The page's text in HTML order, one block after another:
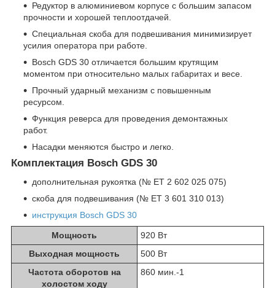
Редуктор в алюминиевом корпусе с большим запасом
прочности и хорошей теплоотдачей.
Специальная скоба для подвешивания минимизирует
усилия оператора при работе.
Bosch GDS 30 отличается большим крутящим
моментом при относительно малых габаритах и весе.
Прочный ударный механизм с повышенным
ресурсом.
Функция реверса для проведения демонтажных
работ.
Насадки меняются быстро и легко.
Комплектация Bosch GDS 30
дополнительная рукоятка (№ ET 2 602 025 075)
скоба для подвешивания (№ ET 3 601 310 013)
инструкция Bosch GDS 30
Мощность
920 Вт
Выходная мощность
500 Вт
Частота оборотов на
холостом ходу
860 мин. -1